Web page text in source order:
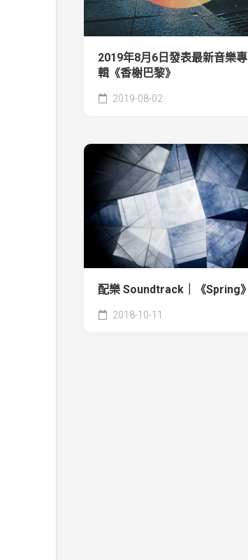
2019年8月6日發表最新音樂專
輯《香榭巴黎》
2019-08-02
配樂 Soundtrack｜《Spring》
2018-10-11